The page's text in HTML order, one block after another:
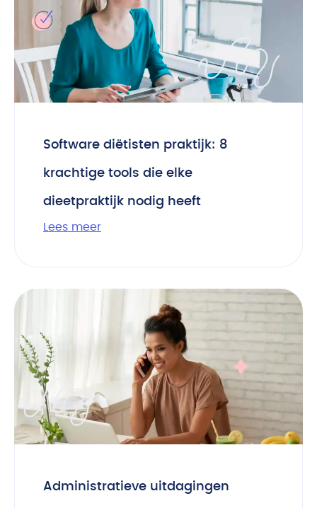
Software diëtisten praktijk: 8
krachtige tools die elke
dieetpraktijk nodig heeft
Lees meer
Administratieve uitdagingen